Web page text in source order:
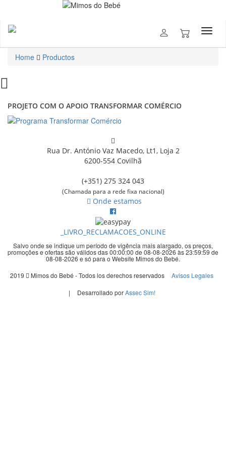
Home Productos
PROJETO COM O APOIO TRANSFORMAR COMÉRCIO
Rua Dr. António Vaz Macedo, Lt1, Loja 2
6200-554 Covilhã
(+351) 275 324 043
(Chamada para a rede fixa nacional)
Onde estamos
_LIVRO_RECLAMACOES_ONLINE
Salvo onde se indique um período de vigência mais alargado, os preços,
promoções e ofertas são válidos das 00:00:00 de 08-08-2026 às 23:59:59 de
08-08-2026 e só para o Website Mimos do Bebé.
2019
Mimos do Bebé - Todos los derechos reservados
Avisos Legales
|
Desarrollado porAssec Sim!